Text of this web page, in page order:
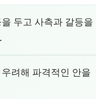
두고 사측과 갈등을
려해 파격적인 안을